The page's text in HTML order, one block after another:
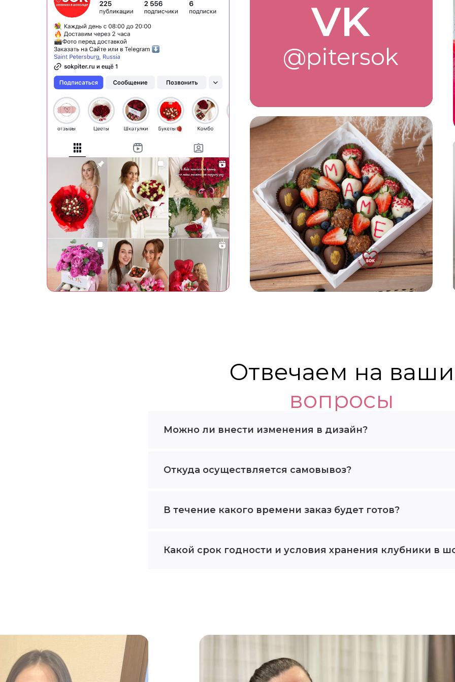
VK
@pitersok
Отвечаем на ваши
вопросы
Можно ли внести изменения в дизайн?
Откуда осуществляется самовывоз?
В течение какого времени заказ будет готов?
Какой срок годности и условия хранения клубники в